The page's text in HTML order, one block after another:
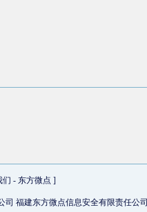
们 - 东方微点 ]
司 福建东方微点信息安全有限责任公司